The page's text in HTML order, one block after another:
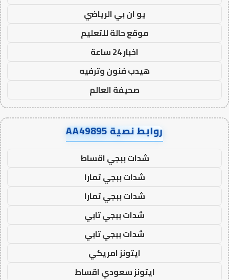
يو ان بي الرياضي
موقع حالة للتعليم
اخبار 24 ساعة
هيدب فنون وترفيه
صحيفة العالم
روابط نصية AA49895
شدات ببجي اقساط
شدات ببجي تمارا
شدات ببجي تمارا
شدات ببجي تابي
شدات ببجي تابي
ايتونز امريكي
ايتونز سعودي اقساط